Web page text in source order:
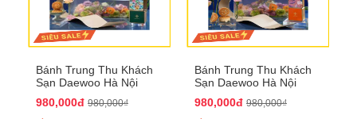
Bánh Trung Thu Khách
Sạn Daewoo Hà Nội
QTTT30
980,000đ 980,000₫
Bánh Trung Thu Khách
Sạn Daewoo Hà Nội
QTTT31
980,000đ 980,000₫